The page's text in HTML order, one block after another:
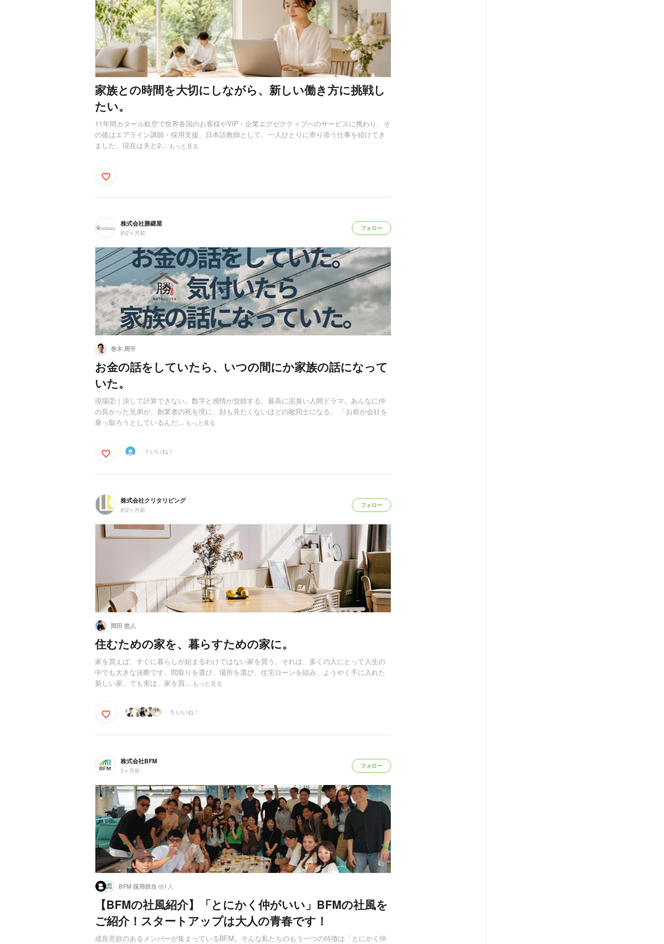
家族との時間を大切にしながら、新しい働き方に挑戦し
たい。
11年間カタール航空で世界各国のお客様やVIP・企業エグゼクティブへのサービスに携わり、そ
の後はエアライン講師・採用支援、日本語教師として、一人ひとりに寄り添う仕事を続けてき
ました。現在は夫と2... もっと見る
株式会社勝継屋
約2ヶ月前
フォロー
巻木 周平
お金の話をしていたら、いつの間にか家族の話になって
いた。
現場②｜決して計算できない。数字と感情が交錯する、最高に泥臭い人間ドラマ。あんなに仲
の良かった兄弟が、創業者の死を境に、顔も見たくないほどの敵同士になる。 「お前が会社を
乗っ取ろうとしているんだ... もっと見る
1 いいね！
株式会社クリタリビング
約2ヶ月前
フォロー
岡田 悠人
住むための家を、暮らすための家に。
家を買えば、すぐに暮らしが始まるわけではない家を買う。それは、多くの人にとって人生の
中でも大きな決断です。間取りを選び、場所を選び、住宅ローンを組み、ようやく手に入れた
新しい家。でも実は、家を買... もっと見る
5 いいね！
株式会社BFM
3ヶ月前
フォロー
BFM 採用担当 他1人
【BFMの社風紹介】「とにかく仲がいい」BFMの社風を
ご紹介！スタートアップは大人の青春です！
成長意欲のあるメンバーが集まっているBFM。そんな私たちのもう一つの特徴は「とにかく仲